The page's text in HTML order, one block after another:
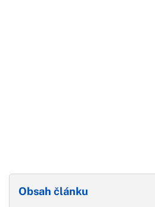
Obsah článku